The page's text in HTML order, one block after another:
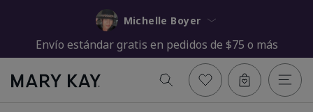
Michelle Boyer
Envío estándar gratis en pedidos de $75 o más